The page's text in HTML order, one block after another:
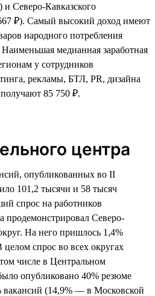
и Северо-Кавказского
₽). Самый высокий доход имеют
народного потребления
медианная заработная
у сотрудников
рекламы, БТЛ, PR, дизайна
85 750 ₽.
центра
опубликованных во II
101,2 тысячи и 58 тысяч
спрос на работников
продемонстрировал Северо-
На него пришлось 1,4%
спрос во всех округах
числе в Центральном
опубликовано 40% резюме
(14,9% — в Московской